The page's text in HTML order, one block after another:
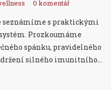
0 komentář
seznámíme s praktickými
Prozkoumáme
spánku, pravidelného
silného imunitního
změny životního stylu
těla a celkově k